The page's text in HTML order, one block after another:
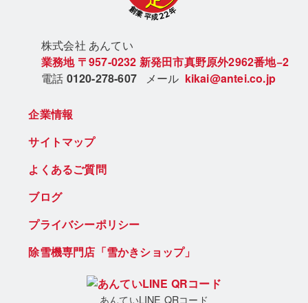
株式会社 あんてい
業務地 〒957-0232 新発田市真野原外2962番地−2
電話 0120-278-607 メール kikai@antei.co.jp
企業情報
サイトマップ
よくあるご質問
ブログ
プライバシーポリシー
除雪機専門店「雪かきショップ」
あんていLINE QRコード